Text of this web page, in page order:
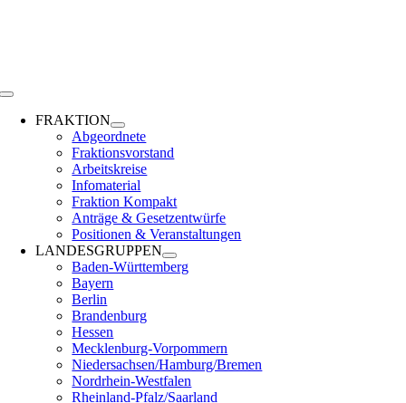
Toggle
NavigationFRAKTION
Abgeordnete
Fraktionsvorstand
Arbeitskreise
Infomaterial
Fraktion Kompakt
Anträge & Gesetzentwürfe
Positionen & Veranstaltungen
LANDESGRUPPEN
Baden-Württemberg
Bayern
Berlin
Brandenburg
Hessen
Mecklenburg-Vorpommern
Niedersachsen/Hamburg/Bremen
Nordrhein-Westfalen
Rheinland-Pfalz/Saarland